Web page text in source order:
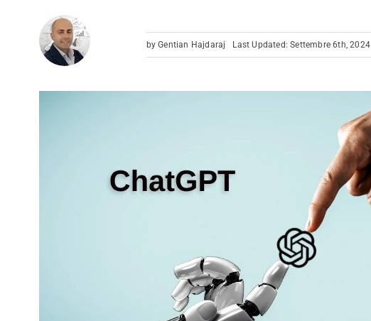
byGentian Hajdaraj Last Updated: Settembre 6th, 2024